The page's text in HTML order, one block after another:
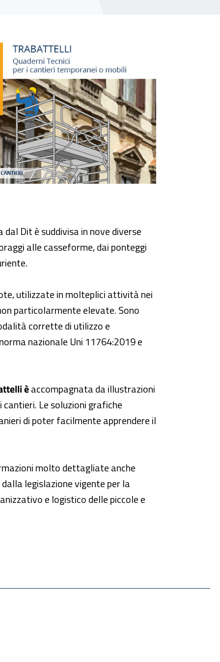
Dit è suddivisa in nove diverse
alle casseforme, dai ponteggi
utilizzate in molteplici attività nei
particolarmente elevate. Sono
corrette di utilizzo e
nazionale Uni 11764:2019 e
èaccompagnata da illustrazioni
Le soluzioni grafiche
di poter facilmente apprendere il
molto dettagliate anche
legislazione vigente per la
e logistico delle piccole e